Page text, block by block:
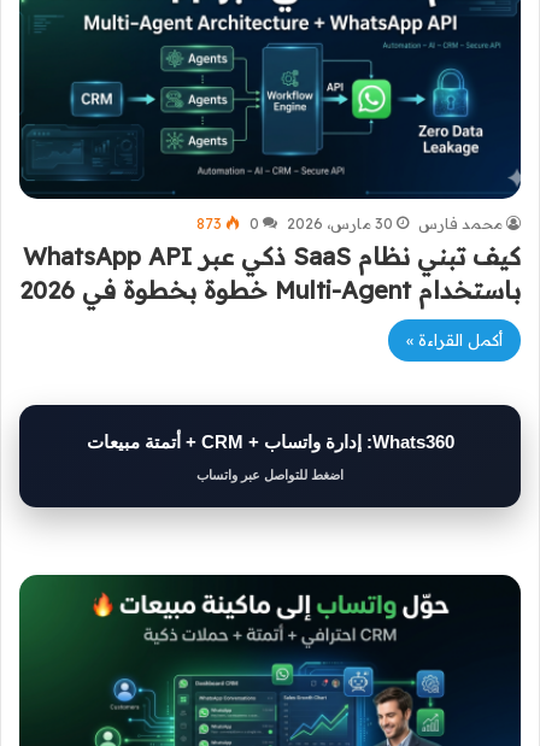
محمد فارس 30 مارس، 2026 0
873
كيف تبني نظام SaaS ذكي عبر WhatsApp API
باستخدام Multi-Agent خطوة بخطوة في 2026
أكمل القراءة »
Whats360: إدارة واتساب + CRM + أتمتة مبيعات
اضغط للتواصل عبر واتساب